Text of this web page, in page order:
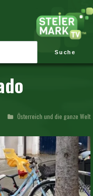
Suche
Österreich und die ganze Welt